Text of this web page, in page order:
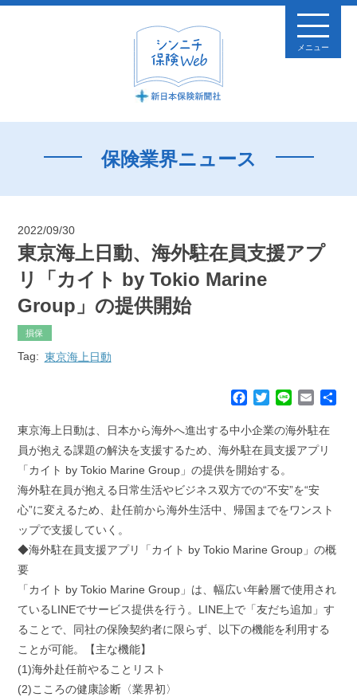
メニュー
保険業界ニュース
2022/09/30
東京海上日動、海外駐在員支援アプ
リ「カイト by Tokio Marine
Group」の提供開始
損保
Tag: 東京海上日動
c
e
o
o
k
T
i
t
e
r
n
e
E
a
i
東京海上日動は、日本から海外へ進出する中小企業の海外駐在
員が抱える課題の解決を支援するため、海外駐在員支援アプリ
「カイト by Tokio Marine Group」の提供を開始する。
海外駐在員が抱える日常生活やビジネス双方での“不安”を“安
心”に変えるため、赴任前から海外生活中、帰国までをワンスト
ップで支援していく。
◆海外駐在員支援アプリ「カイト by Tokio Marine Group」の概
要
「カイト by Tokio Marine Group」は、幅広い年齢層で使用され
ているLINEでサービス提供を行う。LINE上で「友だち追加」す
ることで、同社の保険契約者に限らず、以下の機能を利用する
ことが可能。【主な機能】
(1)海外赴任前やることリスト
(2)こころの健康診断〈業界初〉